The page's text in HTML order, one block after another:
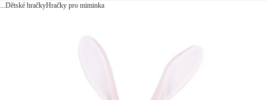
...Dětské hračkyHračky pro miminka